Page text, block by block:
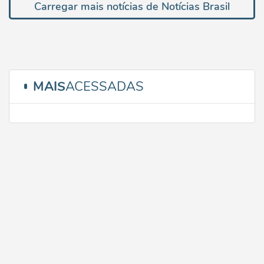
Carregar mais notícias de Notícias Brasil
MAISACESSADAS